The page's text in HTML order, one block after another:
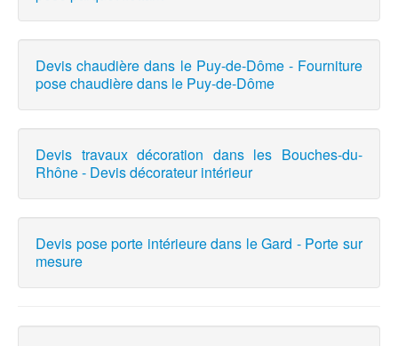
Devis chaudière dans le Puy-de-Dôme - Fourniture
pose chaudière dans le Puy-de-Dôme
Devis travaux décoration dans les Bouches-du-
Rhône - Devis décorateur intérieur
Devis pose porte intérieure dans le Gard - Porte sur
mesure